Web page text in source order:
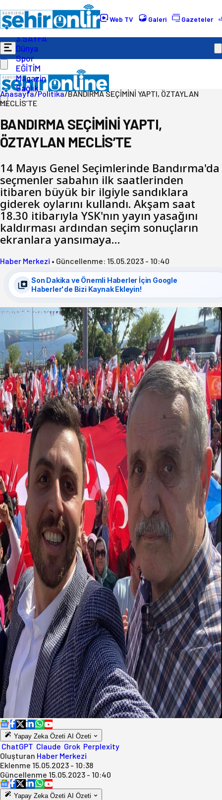
Web TV Galeri Gazeteler
Gündem
Ekonomi
Politika
3.SAYFA
Dünya
Spor
EĞİTİM
Magazin
Sağlık
Anasayfa/Politika/BANDIRMA SEÇİMİNİ YAPTI, ÖZTAYLAN
MECLİS’TE
BANDIRMA SEÇİMİNİ YAPTI,
ÖZTAYLAN MECLİS’TE
14 Mayıs Genel Seçimlerinde Bandırma'da
seçmenler sabahın ilk saatlerinden
itibaren büyük bir ilgiyle sandıklara
giderek oylarını kullandı. Akşam saat
18.30 itibarıyla YSK'nın yayın yasağını
kaldırması ardından seçim sonuçların
ekranlara yansımaya…
Haber Merkezi • Güncellenme: 15.05.2023 - 10:40
Son Dakika ve Önemli Haberler İçin Google
Haberler'de Bizi Kaynak Ekleyin!
Yapay Zeka Özeti AI Özeti
ChatGPT Claude Grok Perplexity
Oluşturan Haber Merkezi
Eklenme 15.05.2023 - 10:38
Güncellenme 15.05.2023 - 10:40
Yapay Zeka Özeti AI Özeti